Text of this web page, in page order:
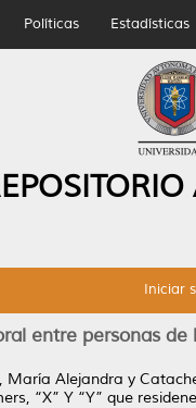
Políticas Estadísticas
Iniciar
entre personas
María Alejandra y
“X” Y “Y” que